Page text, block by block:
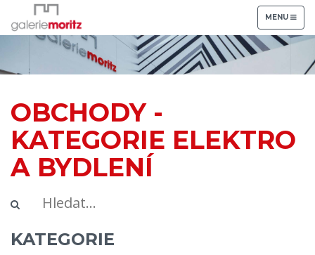
TOGGLE
NAVIGATION
MENU
OBCHODY -
KATEGORIE ELEKTRO
A BYDLENÍ
KATEGORIE